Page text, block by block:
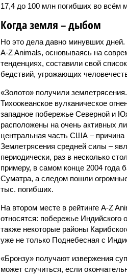
17,4 до 100 млн погибших во всём
Когда земля – дыбом
Но это дела давно минувших
A-Z Animals, основываясь на
тенденциях, составили свой
бедствий, угрожающих
«Золото» получили
Тихоокеанское вулканическое
западное побережье Северной и
расположены на очень активных
центральная часть США –
Землетрясения средней силы –
периодически, раз в несколько
примеру, в самом конце 2004 года
Суматра, а следом пошли
тыс. погибших.
На втором месте в рейтинге A-Z
относятся: побережье
также некоторые районы
уже не только Поднебесная с
«Бронзу» получают извержения
может случиться, если